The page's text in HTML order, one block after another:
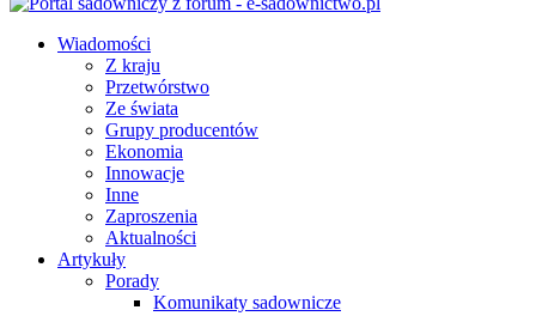
Wiadomości
Z kraju
Przetwórstwo
Ze świata
Grupy producentów
Ekonomia
Innowacje
Inne
Zaproszenia
Aktualności
Artykuły
Porady
Komunikaty sadownicze